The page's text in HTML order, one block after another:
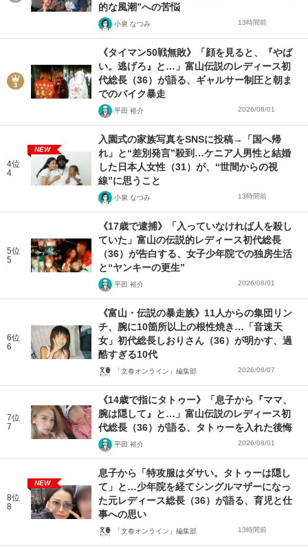
的な風潮”への苦悩
小泉 なつみ 13時間前
《タイマン50戦無敗》「顔を見ると、『やば
い。逃げろ』と…」富山伝説のレディース初
代総長（36）が語る、ギャルサー制圧と朝ま
でのバイク暴走
平田 裕介 2026/08/01
4位
4
NEW
入園式の家族写真をSNSに投稿→「国へ帰
れ」と“差別発言”殺到…ケニア人男性と結婚
した日本人女性（31）が、“世間からの視
線”に思うこと
小泉 なつみ 13時間前
5位
5
《17歳で逮捕》「入っていなければ人を殺し
ていた」富山の伝説的レディース初代総長
（36）が告白する、女子少年院での独房生活
と“ヤンキーの更生”
平田 裕介 2026/08/01
6位
6
《富山・伝説の暴走族》11人からの集団リン
チ、腕に10箇所以上の根性焼き…「音速天
女」初代総長しおりさん（36）が明かす、過
酷すぎる10代
「文春オンライン」編集部 2026/08/07
7位
7
《14歳で指にタトゥー》「息子から『ママ、
腕は隠して』と…」富山伝説のレディース初
代総長（36）が語る、タトゥーを入れた後悔
平田 裕介 2026/08/01
8位
8
NEW
息子から「特攻服はダサい。タトゥーは隠し
て」と…少年院を経てシングルマザーになっ
た元レディース総長（36）が語る、育児と仕
事への思い
「文春オンライン」編集部 13時間前